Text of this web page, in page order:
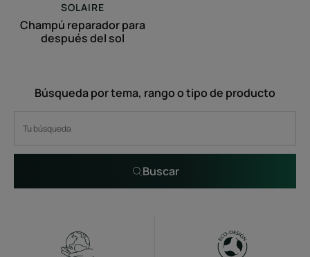
SOLAIRE
Champú reparador para
después del sol
Búsqueda por tema, rango o tipo de producto
Buscar